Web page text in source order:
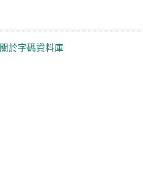
關於字碼資料庫